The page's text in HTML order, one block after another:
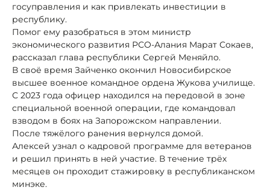
госуправления и как привлекать инвестиции в
республику.
Помог ему разобраться в этом министр
экономического развития РСО-Алания Марат Сокаев,
рассказал глава республики Сергей Меняйло.
В своё время Зайченко окончил Новосибирское
высшее военное командное ордена Жукова училище.
С 2023 года офицер находился на передовой в зоне
специальной военной операции, где командовал
взводом в боях на Запорожском направлении.
После тяжёлого ранения вернулся домой.
Алексей узнал о кадровой программе для ветеранов
и решил принять в ней участие. В течение трёх
месяцев он проходит стажировку в республиканском
минэке.